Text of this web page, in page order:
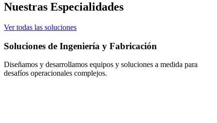
Nuestras Especialidades
Ver todas las soluciones
Soluciones de Ingeniería y Fabricación
Diseñamos y desarrollamos equipos y soluciones a medida para
desafíos operacionales complejos.